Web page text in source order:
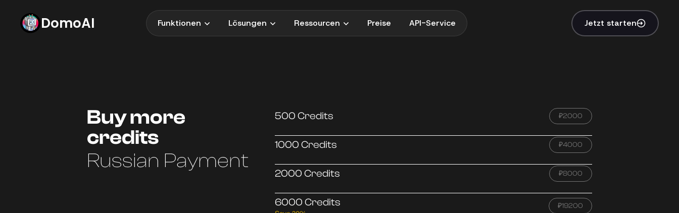
DomoAI Funktionen Lösungen Ressourcen Preise API-Service Jetzt starten
Buy more
credits
Russian Payment
500 Credits ₽2000
1000 Credits ₽4000
2000 Credits ₽8000
6000 Credits ₽19200